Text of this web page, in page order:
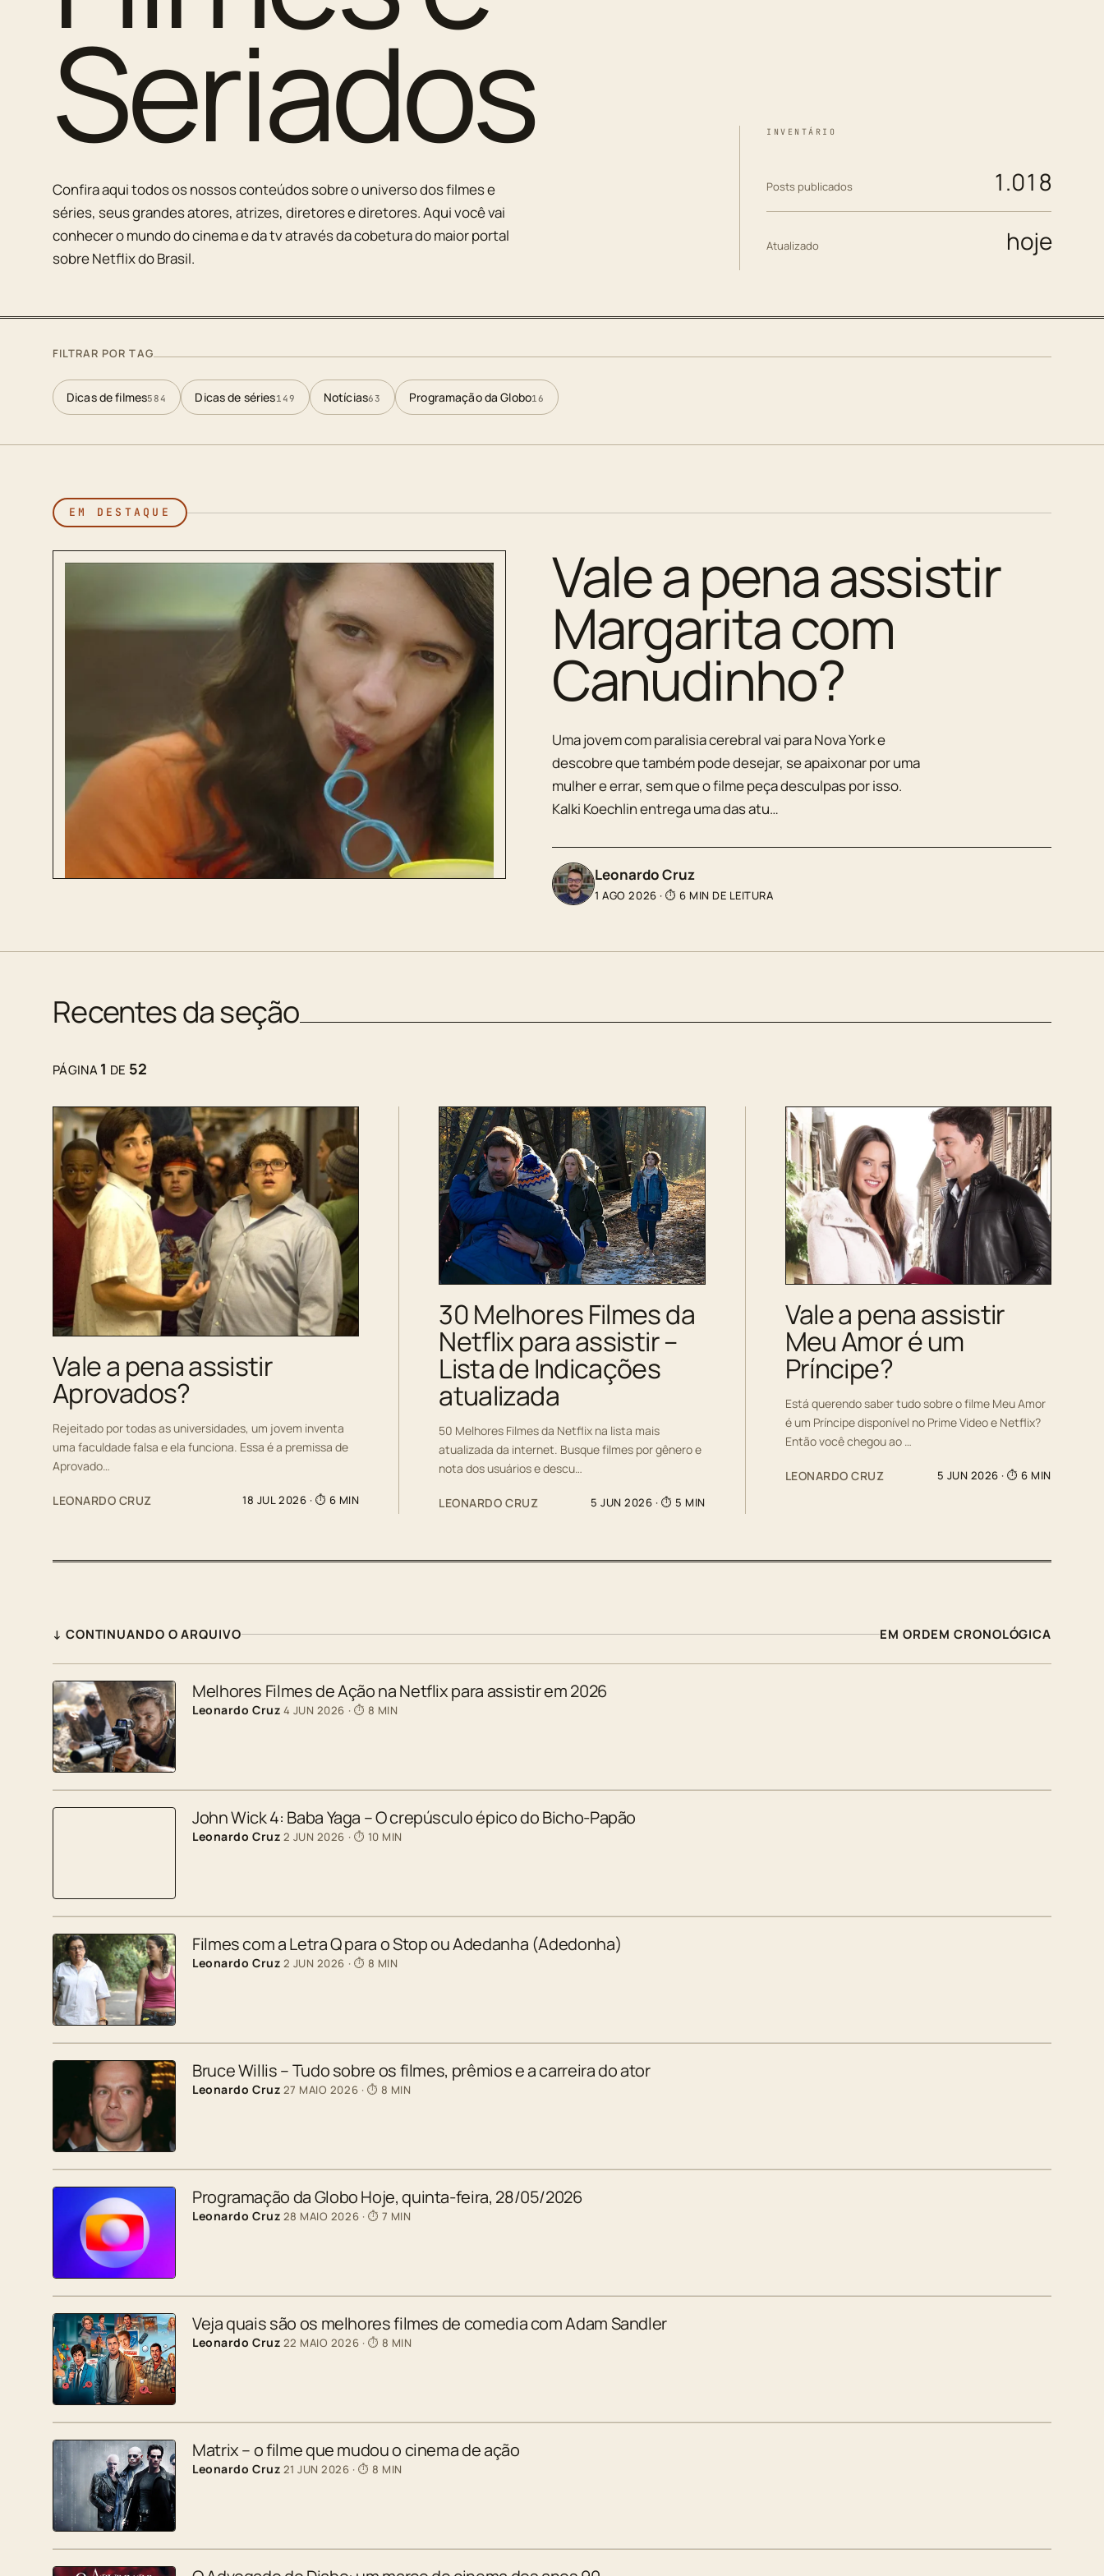
Seriados
Confira aqui todos os nossos conteúdos sobre o universo dos filmes e
séries, seus grandes atores, atrizes, diretores e diretores. Aqui você vai
conhecer o mundo do cinema e da tv através da cobetura do maior portal
sobre Netflix do Brasil.
INVENTÁRIO
Posts publicados 1.018
Atualizado hoje
FILTRAR POR TAG
Dicas de filmes584 Dicas de séries149 Notícias63 Programação da Globo16
EM DESTAQUE
Vale a pena assistir
Margarita com
Canudinho?
Uma jovem com paralisia cerebral vai para Nova York e
descobre que também pode desejar, se apaixonar por uma
mulher e errar, sem que o filme peça desculpas por isso.
Kalki Koechlin entrega uma das atu…
Leonardo Cruz
1 AGO 2026 ·⏱ 6 MIN DE LEITURA
Recentes da seção
PÁGINA1 DE 52
Vale a pena assistir
Aprovados?
Rejeitado por todas as universidades, um jovem inventa
uma faculdade falsa e ela funciona. Essa é a premissa de
Aprovado…
LEONARDO CRUZ 18 JUL 2026 · ⏱ 6 MIN
30 Melhores Filmes da
Netflix para assistir –
Lista de Indicações
atualizada
50 Melhores Filmes da Netflix na lista mais
atualizada da internet. Busque filmes por gênero e
nota dos usuários e descu…
LEONARDO CRUZ 5 JUN 2026 · ⏱ 5 MIN
Vale a pena assistir
Meu Amor é um
Príncipe?
Está querendo saber tudo sobre o filme Meu Amor
é um Príncipe disponível no Prime Video e Netflix?
Então você chegou ao …
LEONARDO CRUZ 5 JUN 2026 · ⏱ 6 MIN
↓ CONTINUANDO O ARQUIVO EM ORDEM CRONOLÓGICA
Melhores Filmes de Ação na Netflix para assistir em 2026
Leonardo Cruz 4 JUN 2026 · ⏱ 8 MIN
John Wick 4: Baba Yaga – O crepúsculo épico do Bicho-Papão
Leonardo Cruz 2 JUN 2026 · ⏱ 10 MIN
Filmes com a Letra Q para o Stop ou Adedanha (Adedonha)
Leonardo Cruz 2 JUN 2026 · ⏱ 8 MIN
Bruce Willis – Tudo sobre os filmes, prêmios e a carreira do ator
Leonardo Cruz 27 MAIO 2026 · ⏱ 8 MIN
Programação da Globo Hoje, quinta-feira, 28/05/2026
Leonardo Cruz 28 MAIO 2026 · ⏱ 7 MIN
Veja quais são os melhores filmes de comedia com Adam Sandler
Leonardo Cruz 22 MAIO 2026 · ⏱ 8 MIN
Matrix – o filme que mudou o cinema de ação
Leonardo Cruz 21 JUN 2026 · ⏱ 8 MIN